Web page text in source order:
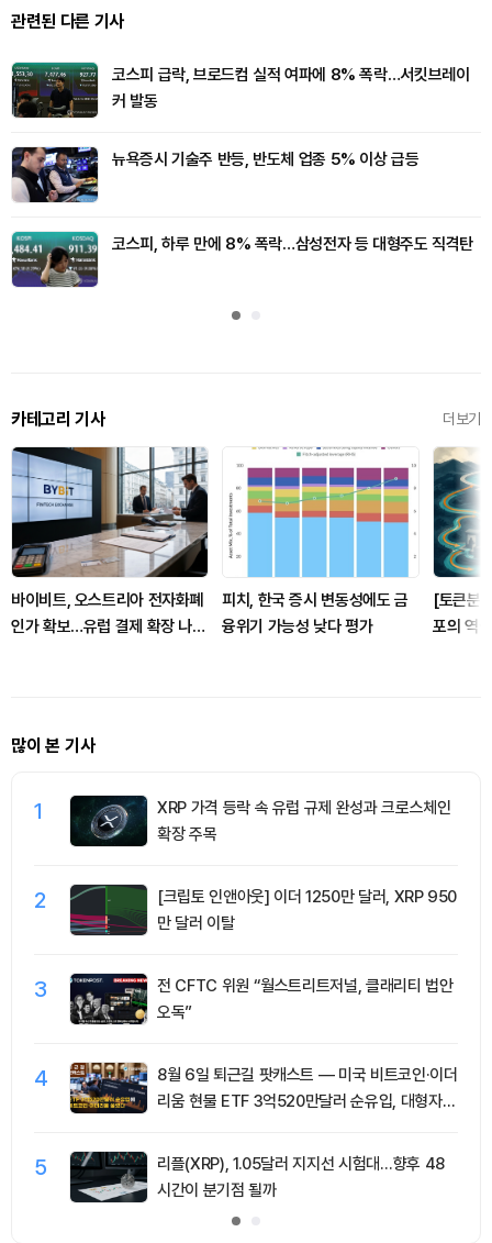
관련된 다른 기사
코스피 급락, 브로드컴 실적 여파에 8% 폭락…서킷브레이
커 발동
뉴욕증시 기술주 반등, 반도체 업종 5% 이상 급등
코스피, 하루 만에 8% 폭락…삼성전자 등 대형주도 직격탄
카테고리 기사 더보기
바이비트, 오스트리아 전자화폐
인가 확보…유럽 결제 확장 나선
피치, 한국 증시 변동성에도 금
융위기 가능성 낮다 평가
[토큰분
포의 역
많이 본 기사
1
XRP 가격 등락 속 유럽 규제 완성과 크로스체인
확장 주목
2
[크립토 인앤아웃] 이더 1250만 달러, XRP 950
만 달러 이탈
3
전 CFTC 위원 “월스트리트저널, 클래리티 법안
오독”
4
8월 6일 퇴근길 팟캐스트 — 미국 비트코인·이더
리움 현물 ETF 3억520만달러 순유입, 대형자산
5
리플(XRP), 1.05달러 지지선 시험대…향후 48
시간이 분기점 될까